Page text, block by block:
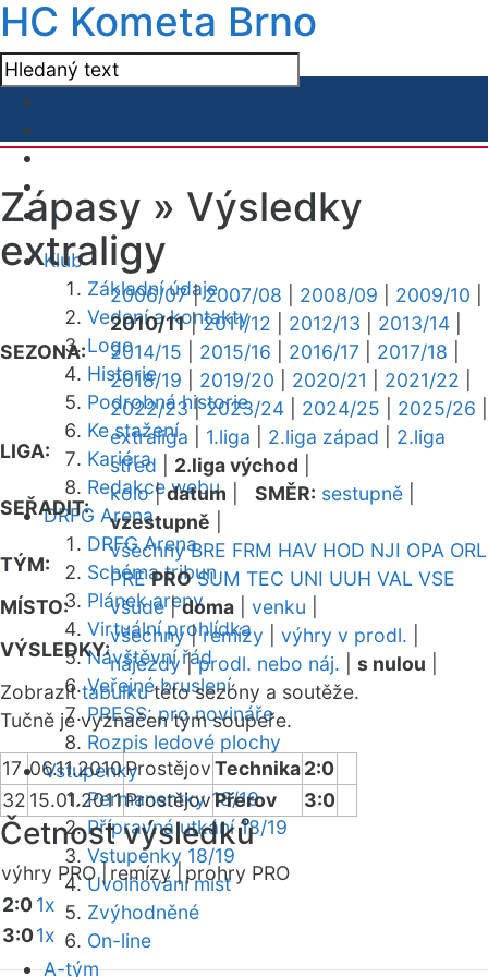
HC Kometa Brno
Klub
Základní údaje
Vedení a kontakty
Logo
Historie
Podrobná historie
Ke stažení
Kariéra
Redakce webu
DRFG Arena
DRFG Arena
Schéma tribun
Plánek areny
Virtuální prohlídka
Návštěvní řád
Veřejné bruslení
PRESS: pro novináře
Rozpis ledové plochy
Vstupenky
Permanentky 18/19
Přípravná utkání 18/19
Vstupenky 18/19
Uvolňování míst
Zvýhodněné
On-line
A-tým
Zápasy » Výsledky
extraligy
SEZONA:
2006/07|2007/08 2008/09 2009/10
2010/11|2011/12 2012/13 2013/14
2014/15
2015/16 2016/17 2017/18
2018/19
2019/20 2020/21 2021/22
2022/23|2023/24 2024/25 2025/26
LIGA:
extraliga 1.liga 2.liga západ
2.liga
střed
2.liga východ
SEŘADIT:
kolo|datum SMĚR: sestupně
vzestupně
TÝM:
všechny BRE FRM HAV HOD NJI OPA ORL
PRE PRO SUM TEC UNI UUH VAL VSE
MÍSTO:
všude|doma venku
VÝSLEDKY:
všechny|remízy výhry v prodl.
nájezdy|prodl. nebo náj. s nulou
Zobrazittabulkutéto sezóny a soutěže.
Tučně je vyznačen tým soupeře.
17 06.11.2010ProstějovTechnika2:0
32 15.01.2011ProstějovPřerov 3:0
Četnost výsledků
výhry PRO | remízy | prohry PRO
2:01x
3:01x